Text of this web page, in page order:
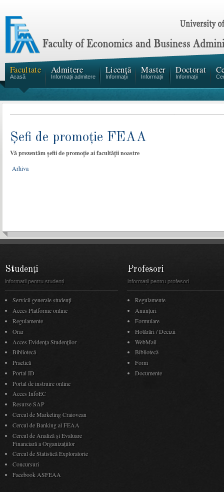
Facultate
Acasă
Admitere
Informații admitere
Licență
Informații
Master
Informații
Doctorat
Informații
Șefi de promoție FEAA
Vă prezentăm șefii de promoție ai facultății noastre
Arhiva
Studenți
informații pentru studenți
Servicii generale studenți
Acces Platforme online
Regulamente
Orar
Acces Evidenţa Studenţilor
Bibliotecă
Practică
Portal ID
Portal de instruire online
Acces InfoEC
Resurse SAP
Cercul de Marketing Craiovean
Cercul de Banking al FEAA
Cercul de Analiză și Evaluare
Financiară a Organizațiilor
Cercul de Statistică Exploratorie
Concursuri
Facebook ASFEAA
Profesori
informații pentru profesori
Regulamente
Anunţuri
Formulare
Hotărâri / Decizii
WebMail
Bibliotecă
Form
Documente